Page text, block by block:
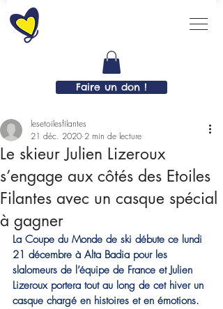
Faire un don !
Le skieur Julien Lizeroux
s’engage aux côtés des Etoiles
Filantes avec un casque spécial
à gagner
lesetoilesfilantes
21 déc. 2020 2 min de lecture
La Coupe du Monde de ski débute ce lundi
21 décembre à Alta Badia pour les
slalomeurs de l’équipe de France et Julien
Lizeroux portera tout au long de cet hiver un
casque chargé en histoires et en émotions.